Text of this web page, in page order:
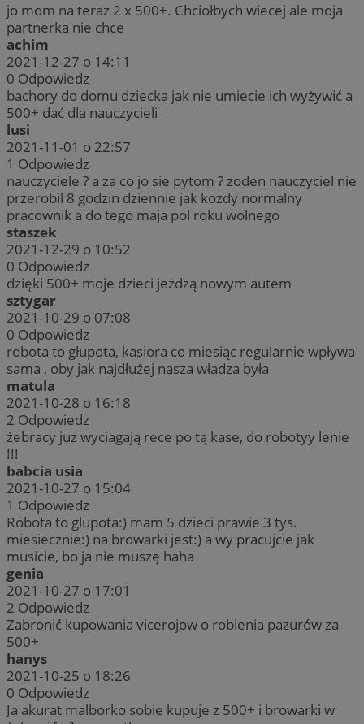
jo mom na teraz 2 x 500+. Chciołbych wiecej ale moja
partnerka nie chce
achim
2021-12-27 o 14:11
0 Odpowiedz
bachory do domu dziecka jak nie umiecie ich wyżywić a
500+ dać dla nauczycieli
lusi
2021-11-01 o 22:57
1 Odpowiedz
nauczyciele ? a za co jo sie pytom ? zoden nauczyciel nie
przerobil 8 godzin dziennie jak kozdy normalny
pracownik a do tego maja pol roku wolnego
staszek
2021-12-29 o 10:52
0 Odpowiedz
dzięki 500+ moje dzieci jeżdzą nowym autem
sztygar
2021-10-29 o 07:08
0 Odpowiedz
robota to głupota, kasiora co miesiąc regularnie wpływa
sama , oby jak najdłużej nasza władza była
matula
2021-10-28 o 16:18
2 Odpowiedz
żebracy juz wyciagają rece po tą kase, do robotyy lenie
!!!
babcia usia
2021-10-27 o 15:04
1 Odpowiedz
Robota to glupota:) mam 5 dzieci prawie 3 tys.
miesiecznie:) na browarki jest:) a wy pracujcie jak
musicie, bo ja nie muszę haha
genia
2021-10-27 o 17:01
2 Odpowiedz
Zabronić kupowania vicerojow o robienia pazurów za
500+
hanys
2021-10-25 o 18:26
0 Odpowiedz
Ja akurat malborko sobie kupuje z 500+ i browarki w